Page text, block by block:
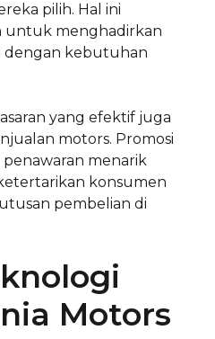
pilih. Hal ini
untuk menghadirkan
dengan kebutuhan
yang efektif juga
motors. Promosi
penawaran menarik
konsumen
pembelian di
Motors